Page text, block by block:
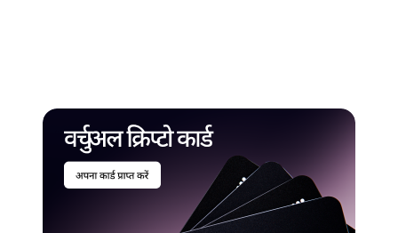
Ethereum, Solana और कार्डानो जैसे अन्य blockchain
प्लेटफ़ॉर्म्स BNB के सामने बड़ी प्रतिस्पर्धा पेश करते हैं।